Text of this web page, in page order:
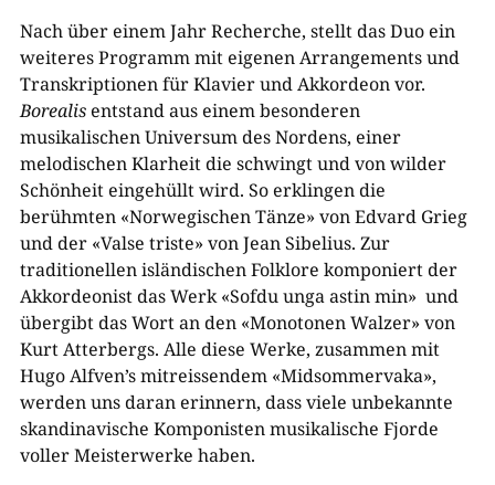
Nach über einem Jahr Recherche, stellt das Duo ein
weiteres Programm mit eigenen Arrangementsund
Transkriptionen für Klavier und Akkordeon vor.
Borealisentstand aus einem besonderen
musikalischen Universum des Nordens, einer
melodischen Klarheit die schwingt und von wilder
Schönheit eingehüllt wird. So erklingen die
berühmten «Norwegischen Tänze» von Edvard Grieg
und der «Valse triste» von Jean Sibelius. Zur
traditionellen isländischen Folklore komponiert der
Akkordeonist das Werk «Sofdu unga astin min» und
übergibt das Wort an den «Monotonen Walzer» von
Kurt Atterbergs. Alle diese Werke, zusammen mit
Hugo Alfven’s mitreissendem «Midsommervaka»,
werden uns daran erinnern, dass viele unbekannte
skandinavische Komponisten musikalische Fjorde
voller Meisterwerke haben.